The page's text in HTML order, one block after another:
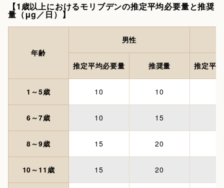
【1歳以上におけるモリブデンの推定平均必要量と推奨
量（μg／日）】
年齢
男性
推定平均必要量 推奨量 推定平
1～5歳 10 10
6～7歳 10 15
8～9歳 15 20
10～11歳 15 20